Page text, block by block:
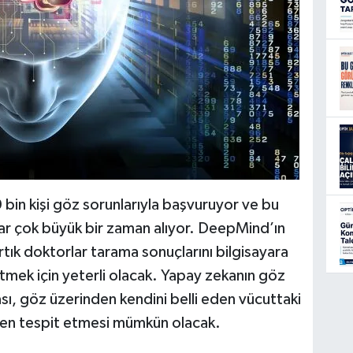
kişi göz sorunlarıyla başvuruyor ve bu
büyük bir zaman alıyor. DeepMind’ın
doktorlar tarama sonuçlarını bilgisayara
için yeterli olacak. Yapay zekanın göz
göz üzerinden kendini belli eden vücuttaki
tespit etmesi mümkün olacak.